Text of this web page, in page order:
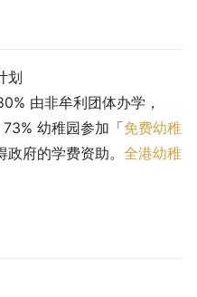
划
由非牟利团体办学，
幼稚园参加「免费幼稚
府的学费资助。 全港幼稚